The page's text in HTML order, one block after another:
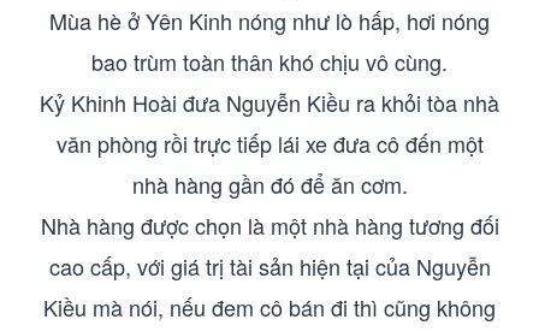
Mùa hè ở Yên Kinh nóng như lò hấp, hơi nóng
bao trùm toàn thân khó chịu vô cùng.
Kỷ Khinh Hoài đưa Nguyễn Kiều ra khỏi tòa nhà
văn phòng rồi trực tiếp lái xe đưa cô đến một
nhà hàng gần đó để ăn cơm.
Nhà hàng được chọn là một nhà hàng tương đối
cao cấp, với giá trị tài sản hiện tại của Nguyễn
Kiều mà nói, nếu đem cô bán đi thì cũng không